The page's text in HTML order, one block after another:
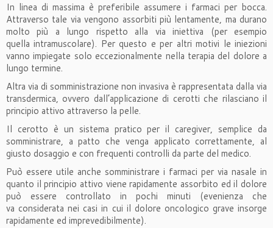
In linea di massima è preferibile assumere i farmaci per bocca.
Attraverso tale via vengono assorbiti più lentamente, ma durano
molto più a lungo rispetto alla via iniettiva (per esempio
quella intramuscolare). Per questo e per altri motivi le iniezioni
vanno impiegate solo eccezionalmente nella terapia del dolore a
lungo termine.
Altra via di somministrazione non invasiva è rappresentata dalla via
transdermica, ovvero dall’applicazione di cerotti che rilasciano il
principio attivo attraverso la pelle.
Il cerotto è un sistema pratico per il caregiver, semplice da
somministrare, a patto che venga applicato correttamente, al
giusto dosaggio e con frequenti controlli da parte del medico.
Può essere utile anche somministrare i farmaci per via nasale in
quanto il principio attivo viene rapidamente assorbito ed il dolore
può essere controllato in pochi minuti (evenienza che
va considerata nei casi in cui il dolore oncologico grave insorge
rapidamente ed imprevedibilmente).